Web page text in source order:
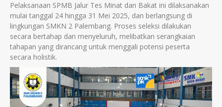
Pelaksanaan SPMB Jalur Tes Minat dan Bakat ini dilaksanakan
mulai tanggal 24 hingga 31 Mei 2025, dan berlangsung di
lingkungan SMKN 2 Palembang. Proses seleksi dilakukan
secara bertahap dan menyeluruh, melibatkan serangkaian
tahapan yang dirancang untuk menggali potensi peserta
secara holistik.